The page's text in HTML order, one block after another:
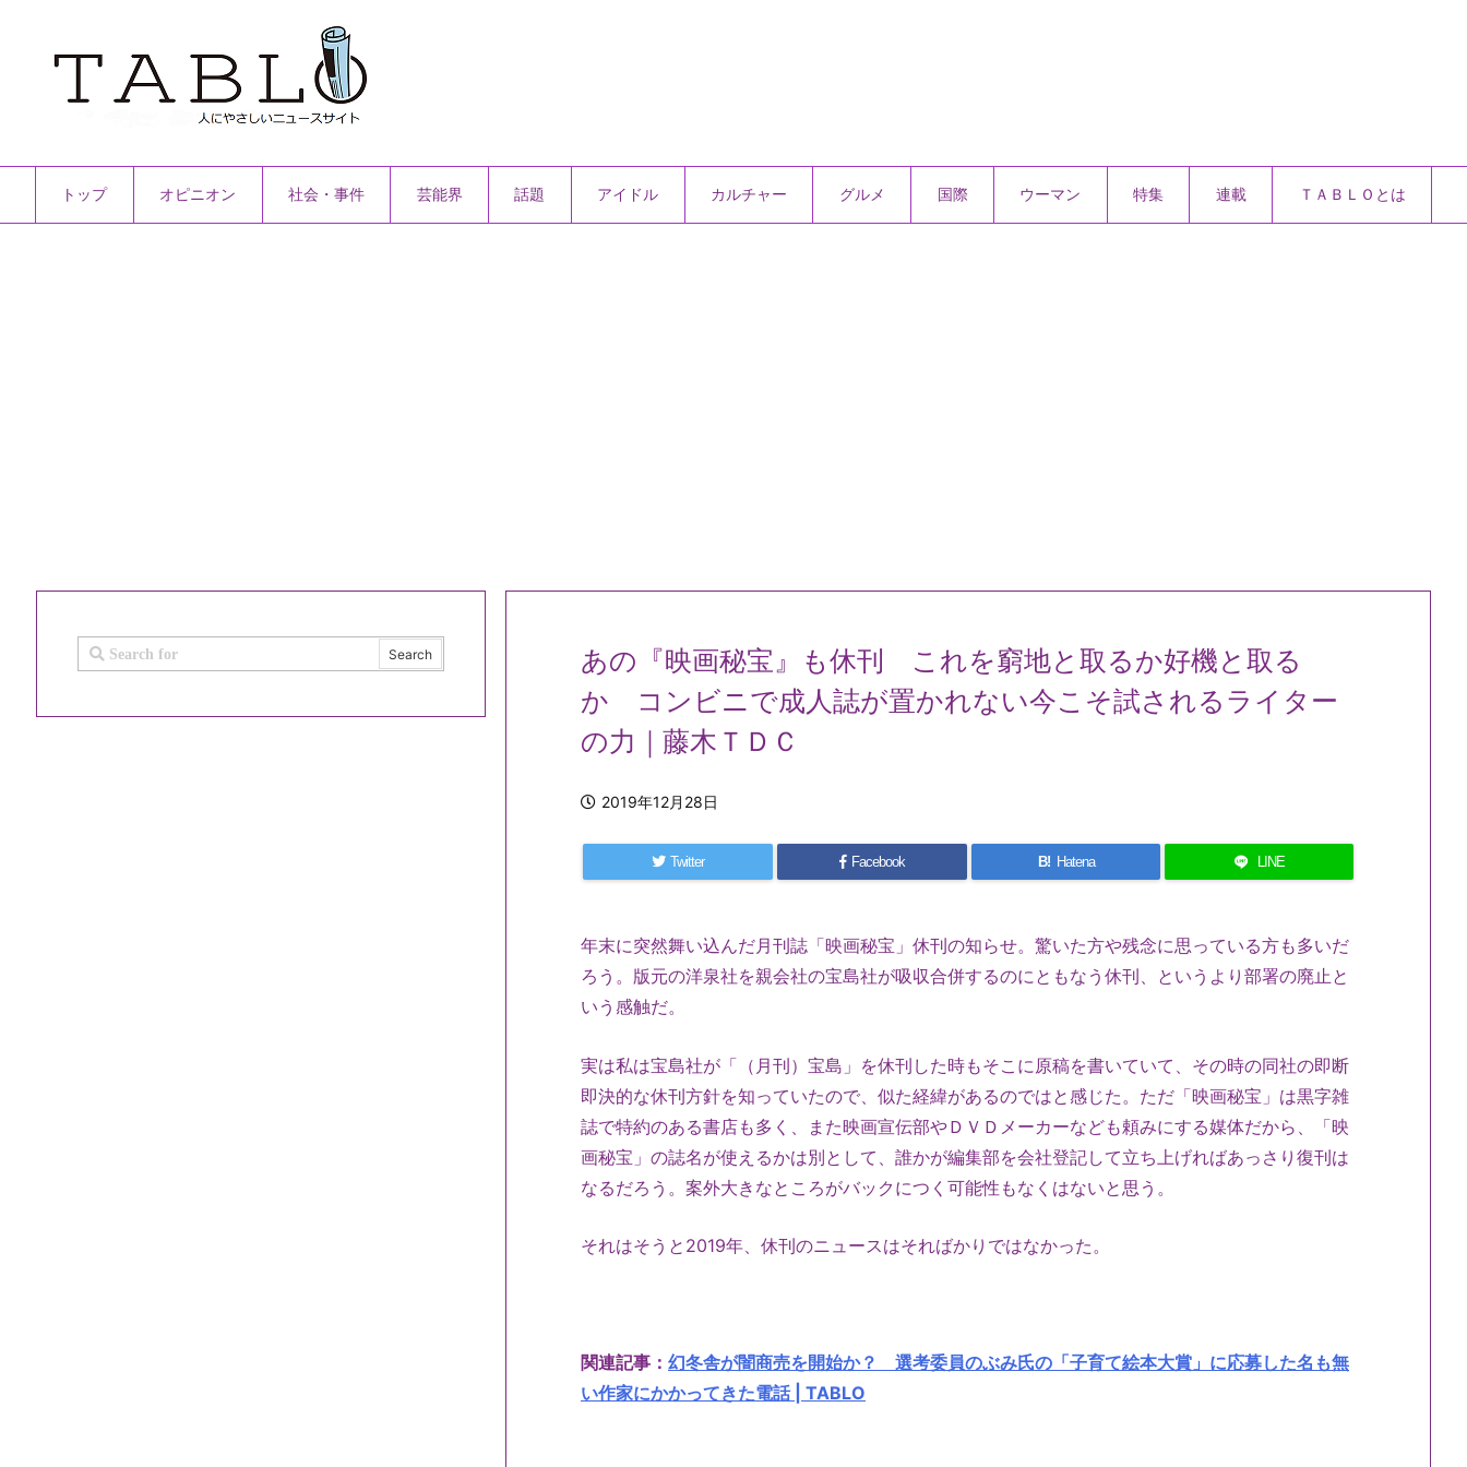
トップ オピニオン 社会・事件 芸能界 話題 アイドル カルチャー グルメ 国際 ウーマン 特集 連載 ＴＡＢＬＯとは
あの『映画秘宝』も休刊 これを窮地と取るか好機と取る
か コンビニで成人誌が置かれない今こそ試されるライター
の力｜藤木ＴＤＣ
2019年12月28日
Twitter Facebook B! Hatena LINE
年末に突然舞い込んだ月刊誌「映画秘宝」休刊の知らせ。驚いた方や残念に思っている方も多いだ
ろう。版元の洋泉社を親会社の宝島社が吸収合併するのにともなう休刊、というより部署の廃止と
いう感触だ。
実は私は宝島社が「（月刊）宝島」を休刊した時もそこに原稿を書いていて、その時の同社の即断
即決的な休刊方針を知っていたので、似た経緯があるのではと感じた。ただ「映画秘宝」は黒字雑
誌で特約のある書店も多く、また映画宣伝部やＤＶＤメーカーなども頼みにする媒体だから、「映
画秘宝」の誌名が使えるかは別として、誰かが編集部を会社登記して立ち上げればあっさり復刊は
なるだろう。案外大きなところがバックにつく可能性もなくはないと思う。
それはそうと2019年、休刊のニュースはそればかりではなかった。
関連記事： 幻冬舎が闇商売を開始か？ 選考委員のぶみ氏の「子育て絵本大賞」に応募した名も無
い作家にかかってきた電話 | TABLO